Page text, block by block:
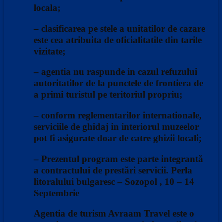
locala;
– clasificarea pe stele a unitatilor de cazare
este cea atribuita de oficialitatile din tarile
vizitate;
– agentia nu raspunde in cazul refuzului
autoritatilor de la punctele de frontiera de
a primi turistul pe teritoriul propriu;
– conform reglementarilor internationale,
serviciile de ghidaj in interiorul muzeelor
pot fi asigurate doar de catre ghizii locali;
– Prezentul program este parte integrantă
a contractului de prestări servicii. Perla
litoralului bulgaresc – Sozopol , 10 – 14
Septembrie
Agentia de turism Avraam Travel este o